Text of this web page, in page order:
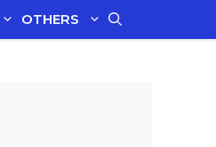
OTHERS